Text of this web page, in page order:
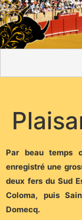
Par beau temps
enregistré une
deux fers du Sud
Coloma, puis
Domecq.